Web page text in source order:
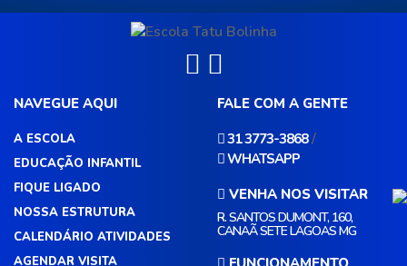
NAVEGUE AQUI
A ESCOLA
EDUCAÇÃO INFANTIL
FIQUE LIGADO
NOSSA ESTRUTURA
CALENDÁRIO ATIVIDADES
AGENDAR VISITA
FALE COM A GENTE
31 3773-3868/
WHATSAPP
VENHA NOS VISITAR
R. SANTOS DUMONT, 160,
CANAÃ SETE LAGOAS MG